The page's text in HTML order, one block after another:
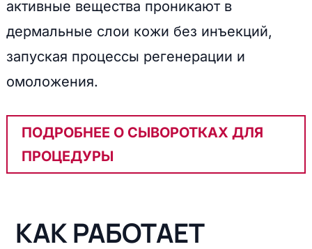
активные вещества проникают в
дермальные слои кожи без инъекций,
запуская процессы регенерации и
омоложения.
ПОДРОБНЕЕ О СЫВОРОТКАХ ДЛЯ
ПРОЦЕДУРЫ
КАК РАБОТАЕТ